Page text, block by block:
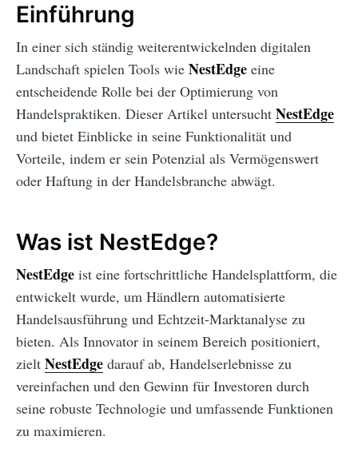
Einführung
In einer sich ständig weiterentwickelnden digitalen
Landschaft spielen Tools wie NestEdge eine
entscheidende Rolle bei der Optimierung von
Handelspraktiken. Dieser Artikel untersucht NestEdge
und bietet Einblicke in seine Funktionalität und
Vorteile, indem er sein Potenzial als Vermögenswert
oder Haftung in der Handelsbranche abwägt.
Was ist NestEdge?
NestEdge ist eine fortschrittliche Handelsplattform, die
entwickelt wurde, um Händlern automatisierte
Handelsausführung und Echtzeit-Marktanalyse zu
bieten. Als Innovator in seinem Bereich positioniert,
zielt NestEdge darauf ab, Handelserlebnisse zu
vereinfachen und den Gewinn für Investoren durch
seine robuste Technologie und umfassende Funktionen
zu maximieren.